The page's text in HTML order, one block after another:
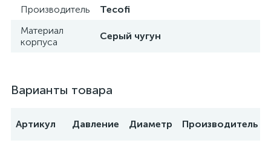
Производитель
Tecofi
Материал
корпуса
Серый чугун
Варианты товара
Артикул Давление Диаметр Производитель